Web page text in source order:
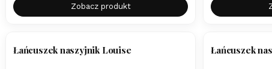
Zobacz produkt
Łańcuszek naszyjnik Louise Łańcuszek